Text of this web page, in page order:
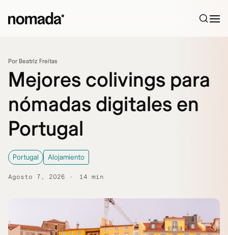
Por Beatriz Freitas
Mejores colivings para
nómadas digitales en
Portugal
Portugal Alojamiento
Agosto 7, 2026 14 min